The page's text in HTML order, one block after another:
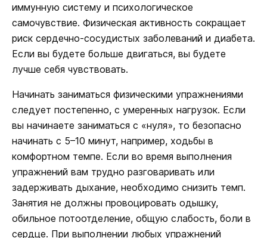
иммунную систему и психологическое
самочувствие. Физическая активность сокращает
риск сердечно-сосудистых заболеваний и диабета.
Если вы будете больше двигаться, вы будете
лучше себя чувствовать.
Начинать заниматься физическими упражнениями
следует постепенно, с умеренных нагрузок. Если
вы начинаете заниматься с «нуля», то безопасно
начинать с 5–10 минут, например, ходьбы в
комфортном темпе. Если во время выполнения
упражнений вам трудно разговаривать или
задерживать дыхание, необходимо снизить темп.
Занятия не должны провоцировать одышку,
обильное потоотделение, общую слабость, боли в
сердце. При выполнении любых упражнений